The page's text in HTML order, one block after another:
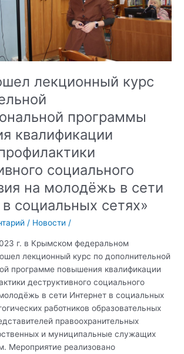
лекционный курс
программы
квалификации
социального
на молодёжь в сети
социальных сетях»
/ Новости /
г. в Крымском федеральном
лекционный курс по дополнительной
программе повышения квалификации
деструктивного социального
в сети Интернет в социальных
работников образовательных
правоохранительных
и муниципальные служащих
Мероприятие реализовано